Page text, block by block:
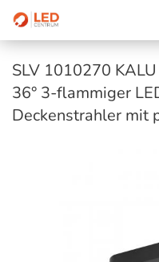
SLV 1010270
36° 3-flammiger
Deckenstrahler mit